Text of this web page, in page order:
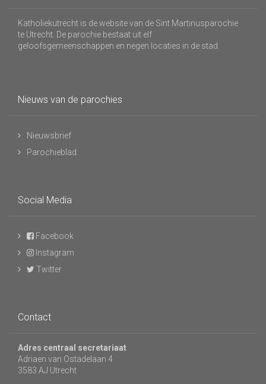
Katholiekutrecht is de website van de Sint Martinusparochie
te Utrecht. De parochie bestaat uit elf
geloofsgemeenschappen en negen locaties in de stad.
Nieuws van de parochies
Nieuwsbrief
Parochieblad
Social Media
Facebook
Instagram
Twitter
Contact
Adres centraal secretariaat
Adriaen van Ostadelaan 4
3583 AJ Utrecht